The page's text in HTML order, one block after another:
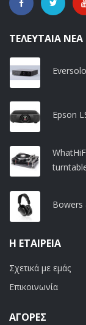
ΤΕΛΕΥΤΑΊΑ ΝΈΑ
Epson
Bowers
Η ΕΤΑΙΡΕΊΑ
Σχετικά με εμάς
Επικοινωνία
ΑΓΟΡΈΣ